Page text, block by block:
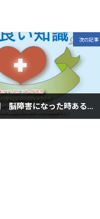
次の記事